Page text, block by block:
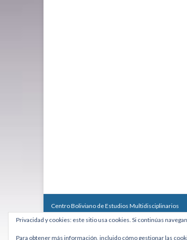
Centro Boliviano de Estudios Multidisciplinarios
Calle Macario Pinilla # 2588 esq. Av. Arce, Edificio
Teléfono: +591 2431818 - Celular: +591 73027636
Privacidad y cookies: este sitio usa cookies. Si continúas
Para obtener más información, incluido cómo gestionar las